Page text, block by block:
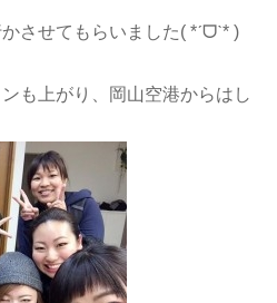
させてもらいました( *ˊᗜˋ* )
も上がり、岡山空港からはし